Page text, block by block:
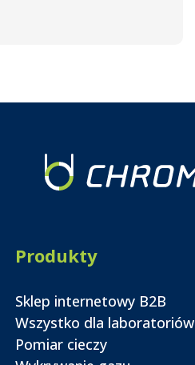
Produkty
Sklep internetowy B2B
Wszystko dla laboratoriów
Pomiar cieczy